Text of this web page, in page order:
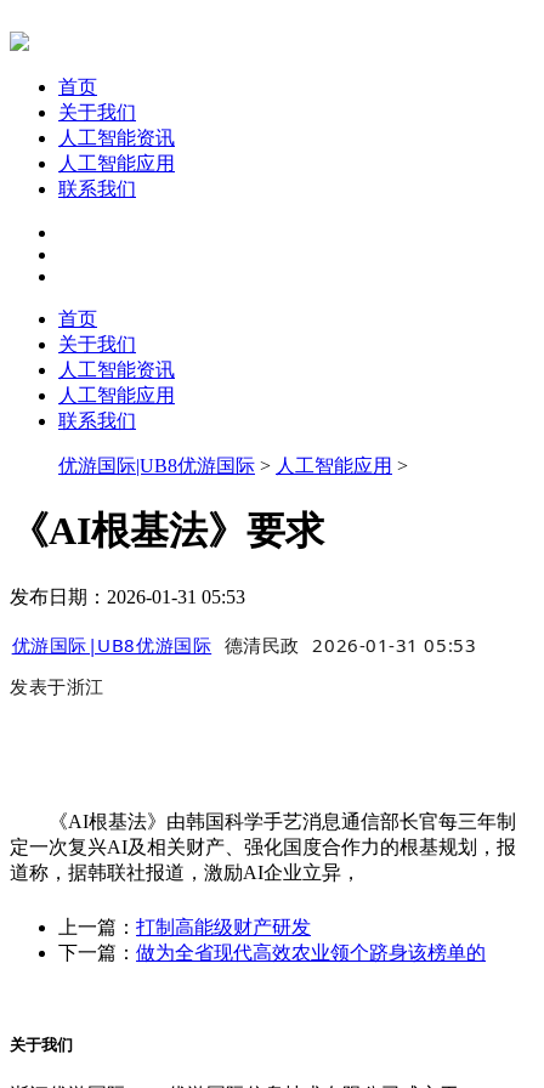
首页
关于我们
人工智能资讯
人工智能应用
联系我们
首页
关于我们
人工智能资讯
人工智能应用
联系我们
优游国际|UB8优游国际 > 人工智能应用 >
《AI根基法》要求
发布日期：2026-01-31 05:53
优游国际|UB8优游国际 德清民政
2026-01-31 05:53
发表于浙江
《AI根基法》由韩国科学手艺消息通信部长官每三年制
定一次复兴AI及相关财产、强化国度合作力的根基规划，报
道称，据韩联社报道，激励AI企业立异，
上一篇： 打制高能级财产研发
下一篇： 做为全省现代高效农业领个跻身该榜单的
关于我们